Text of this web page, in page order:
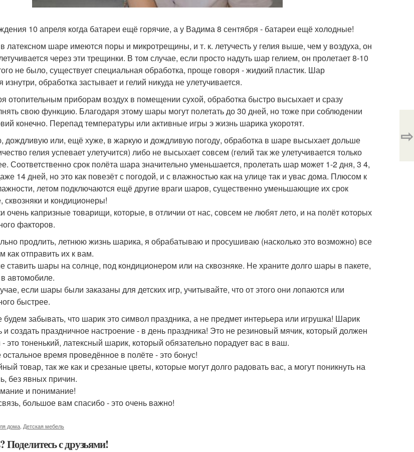
10 апреля когда батареи ещё горячие, а у Вадима 8 сентября - батареи ещё холодные!
латексном шаре имеются поры и микротрещины, и т. к. летучесть у гелия выше, чем у воздуха, он
через эти трещинки. В том случае, если просто надуть шар гелием, он пролетает 8-10
не было, существует специальная обработка, проще говоря - жидкий пластик. Шар
обработка застывает и гелий никуда не улетучивается.
отопительным приборам воздух в помещении сухой, обработка быстро высыхает и сразу
свою функцию. Благодаря этому шары могут полетать до 30 дней, но тоже при соблюдении
конечно. Перепад температуры или активные игры э жизнь шарика укоротят.
дождливую или, ещё хуже, в жаркую и дождливую погоду, обработка в шаре высыхает дольше
гелия успевает улетучится) либо не высыхает совсем (гелий так же улетучивается только
Соответственно срок полёта шара значительно уменьшается, пролетать шар может 1-2 дня, 3 4,
14 дней, но это как повезёт с погодой, и с влажностью как на улице так и увас дома. Плюсом к
летом подключаются ещё другие враги шаров, существенно уменьшающие их срок
сквозняки и кондиционеры!
капризные товарищи, которые, в отличии от нас, совсем не любят лето, и на полёт которых
факторов.
продлить, летнюю жизнь шарика, я обрабатываю и просушиваю (насколько это возможно) все
как отправить их к вам.
ставить шары на солнце, под кондиционером или на сквозняке. Не храните долго шары в пакете,
автомобиле.
если шары были заказаны для детских игр, учитывайте, что от этого они лопаются или
быстрее.
будем забывать, что шарик это символ праздника, а не предмет интерьера или игрушка! Шарик
создать праздничное настроение - в день праздника! Это не резиновый мячик, который должен
это тоненький, латексный шарик, который обязательно порадует вас в ваш.
время проведённое в полёте - это бонус!
товар, так же как и срезаные цветы, которые могут долго радовать вас, а могут поникнуть на
без явных причин.
и понимание!
большое вам спасибо - это очень важно!
дома Детская мебель
Поделитесь с друзьями!
⇨